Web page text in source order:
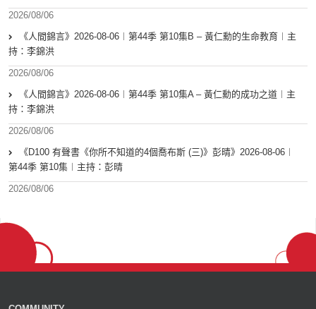
2026/08/06
《人間錦言》2026-08-06︱第44季 第10集B – 黃仁勳的生命教育︱主
持：李錦洪
2026/08/06
《人間錦言》2026-08-06︱第44季 第10集A – 黃仁勳的成功之道︱主
持：李錦洪
2026/08/06
《D100 有聲書《你所不知道的4個喬布斯 (三)》彭晴》2026-08-06︱
第44季 第10集︱主持：彭晴
2026/08/06